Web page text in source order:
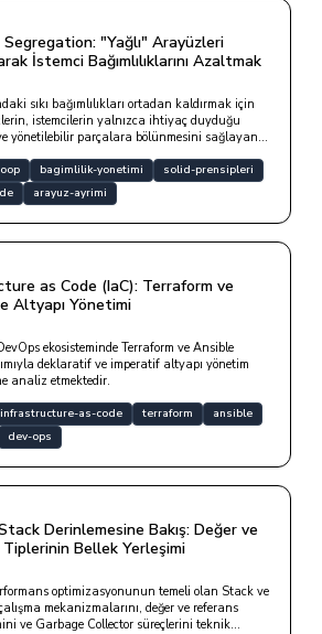
"Yağlı" Arayüzleri
İstemci Bağımlılıklarını Azaltmak
sıkı bağımlılıkları ortadan kaldırmak için
istemcilerin yalnızca ihtiyaç duyduğu
yönetilebilir parçalara bölünmesini sağlayan
oop bagimlilik-yonetimi
solid-prensipleri
arayuz-ayrimi
as Code (IaC): Terraform ve
Altyapı Yönetimi
ekosisteminde Terraform ve Ansible
deklaratif ve imperatif altyapı yönetim
analiz etmektedir.
infrastructure-as-code terraform
ansible
dev-ops
Derinlemesine Bakış: Değer ve
Bellek Yerleşimi
optimizasyonunun temeli olan Stack ve
mekanizmalarını, değer ve referans
ve Garbage Collector süreçlerini teknik